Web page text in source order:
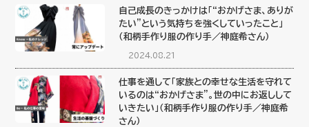
自己成長のきっかけは「“おかげさま、ありが
たい”という気持ちを強くしていったこと」
（和柄手作り服の作り手／神庭希さん）
2024.08.21
仕事を通して「家族との幸せな生活を守れて
いるのは“おかげさま”。世の中にお返しして
いきたい」（和柄手作り服の作り手／神庭希
さん）